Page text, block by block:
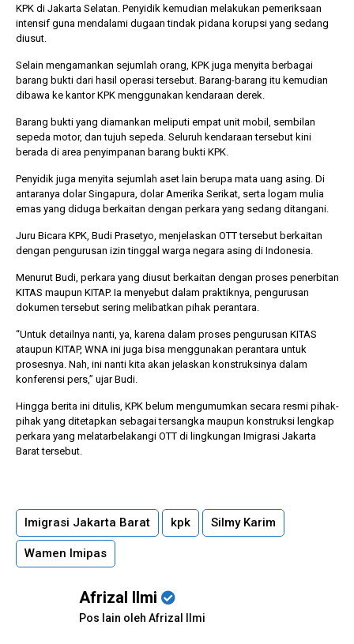
KPK di Jakarta Selatan. Penyidik kemudian melakukan pemeriksaan
intensif guna mendalami dugaan tindak pidana korupsi yang sedang
diusut.
Selain mengamankan sejumlah orang, KPK juga menyita berbagai
barang bukti dari hasil operasi tersebut. Barang-barang itu kemudian
dibawa ke kantor KPK menggunakan kendaraan derek.
Barang bukti yang diamankan meliputi empat unit mobil, sembilan
sepeda motor, dan tujuh sepeda. Seluruh kendaraan tersebut kini
berada di area penyimpanan barang bukti KPK.
Penyidik juga menyita sejumlah aset lain berupa mata uang asing. Di
antaranya dolar Singapura, dolar Amerika Serikat, serta logam mulia
emas yang diduga berkaitan dengan perkara yang sedang ditangani.
Juru Bicara KPK, Budi Prasetyo, menjelaskan OTT tersebut berkaitan
dengan pengurusan izin tinggal warga negara asing di Indonesia.
Menurut Budi, perkara yang diusut berkaitan dengan proses penerbitan
KITAS maupun KITAP. Ia menyebut dalam praktiknya, pengurusan
dokumen tersebut sering melibatkan pihak perantara.
“Untuk detailnya nanti, ya, karena dalam proses pengurusan KITAS
ataupun KITAP, WNA ini juga bisa menggunakan perantara untuk
prosesnya. Nah, ini nanti kita akan jelaskan konstruksinya dalam
konferensi pers,” ujar Budi.
Hingga berita ini ditulis, KPK belum mengumumkan secara resmi pihak-
pihak yang ditetapkan sebagai tersangka maupun konstruksi lengkap
perkara yang melatarbelakangi OTT di lingkungan Imigrasi Jakarta
Barat tersebut.
Imigrasi Jakarta Barat kpk Silmy Karim
Wamen Imipas
Afrizal Ilmi
Pos lain oleh Afrizal Ilmi